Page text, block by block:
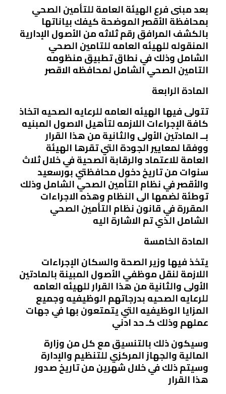
بعد مبنى فرع الهيئة العامة للتأمين الصحي
بمحافظة الأقصر الموضحة كيفك بياناتها
بالكشف المرافق رقم ثلاثه من الأصول الإدارية
المنقوله للهيئه العامه للتامين الصحي
الشامل وذلك في نطاق تطبيق منظومه
التامين الصحي الشامل لمحافظه الاقصر
المادة الرابعة
تتولى فيها الهيئه العامه للرعايه الصحيه اتخاذ
كافة الإجراءات اللازمه لتأهيل الاصول المبنيه
بــ المادتين الأولى والثانية من هذا القرار
ووفقا لمعايير الجودة التي تقرها الهيئة
العامة للاعتماد والرقابة الصحية في خلال ثلاث
سنوات من تاريخ دخول محافظتي بورسعيد
والأقصر في نظام التأمين الصحي الشامل وذلك
توطئة لضمها الى النظام وهذه الاجراءات
المقررة في قانون نظام التأمين الصحي
الشامل الذي تم الاشارة اليه
المادة الخامسة
يتخذ فيها وزير الصحة والسكان الإجراءات
اللازمة لنقل موظفي الأصول المبينة بالمادتين
الأولى والثانية من هذا القرار للهيئه العامه
للرعايه الصحيه بدرجاتهم الوظيفيه وجميع
المزايا الوظيفيه التي يتمتعون بها في جهات
عملهم وذلك كـ حد ادني
وسيكون ذلك بالتنسيق مع كل من وزارة
المالية والجهاز المركزي للتنظيم والإدارة
وسيتم ذلك في خلال شهرين من تاريخ صدور
هذا القرار